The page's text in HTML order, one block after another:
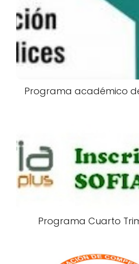
Programa académico
Programa Cuarto